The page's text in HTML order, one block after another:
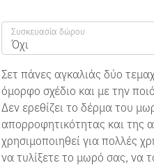
Συσκευασία δώρου
Όχι
Σετ πάνες αγκαλιάς δύο
όμορφο σχέδιο και με την
Δεν ερεθίζει το δέρμα του
απορροφητικότητας και της
χρησιμοποιηθεί για πολλές
να τυλίξετε το μωρό σας, να